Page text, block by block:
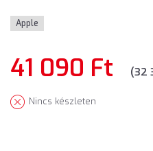
Apple
41 090 Ft (32
Nincs készleten